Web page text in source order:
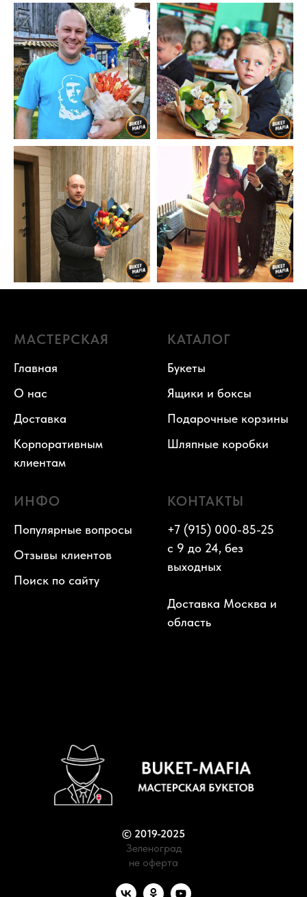
МАСТЕРСКАЯ
Главная
О нас
Доставка
Корпоративным
клиентам
КАТАЛОГ
Букеты
Ящики и боксы
Подарочные корзины
Шляпные коробки
ИНФО
Популярные вопросы
Отзывы клиентов
Поиск по сайту
КОНТАКТЫ
+7 (915) 000-85-25
с 9 до 24, без
выходных
Доставка Москва и
область
© 2019-2025
Зеленоград
не оферта